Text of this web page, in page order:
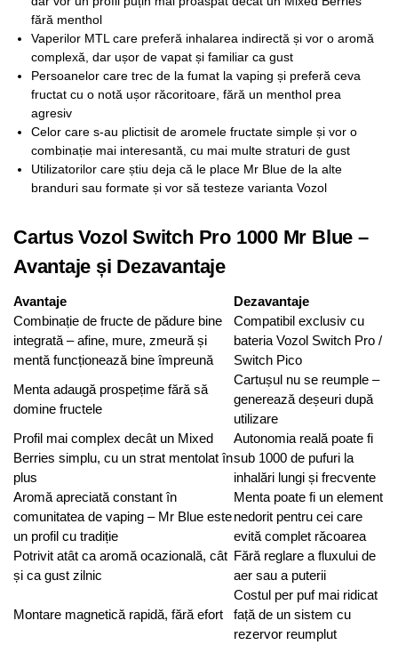
fără menthol
Vaperilor MTL care preferă inhalarea indirectă și vor o aromă
complexă, dar ușor de vapat și familiar ca gust
Persoanelor care trec de la fumat la vaping și preferă ceva
fructat cu o notă ușor răcoritoare, fără un menthol prea
agresiv
Celor care s-au plictisit de aromele fructate simple și vor o
combinație mai interesantă, cu mai multe straturi de gust
Utilizatorilor care știu deja că le place Mr Blue de la alte
branduri sau formate și vor să testeze varianta Vozol
Cartus Vozol Switch Pro 1000 Mr Blue –
Avantaje și Dezavantaje
Avantaje
Dezavantaje
Combinație de fructe de pădure bine
integrată – afine, mure, zmeură și
mentă funcționează bine împreună
Compatibil exclusiv cu
bateria Vozol Switch Pro /
Switch Pico
Menta adaugă prospețime fără să
domine fructele
Cartușul nu se reumple –
generează deșeuri după
utilizare
Profil mai complex decât un Mixed
Berries simplu, cu un strat mentolat în
plus
Autonomia reală poate fi
sub 1000 de pufuri la
inhalări lungi și frecvente
Aromă apreciată constant în
comunitatea de vaping – Mr Blue este
un profil cu tradiție
Menta poate fi un element
nedorit pentru cei care
evită complet răcoarea
Potrivit atât ca aromă ocazională, cât
și ca gust zilnic
Fără reglare a fluxului de
aer sau a puterii
Montare magnetică rapidă, fără efort
Costul per puf mai ridicat
față de un sistem cu
rezervor reumplut